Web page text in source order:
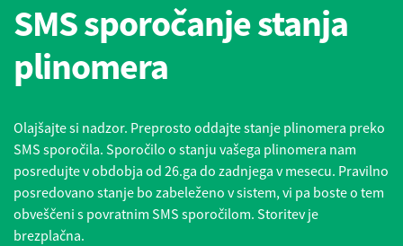
SMS sporočanje stanja
plinomera
Olajšajte si nadzor. Preprosto oddajte stanje plinomera preko
SMS sporočila. Sporočilo o stanju vašega plinomera nam
posredujte v obdobja od 26.ga do zadnjega v mesecu. Pravilno
posredovano stanje bo zabeleženo v sistem, vi pa boste o tem
obveščeni s povratnim SMS sporočilom. Storitev je
brezplačna.